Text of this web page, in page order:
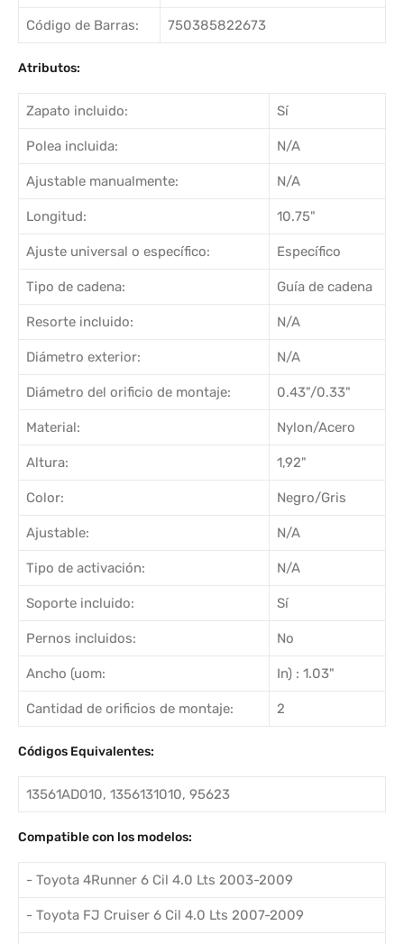
Código de Barras: 750385822673
Atributos:
Zapato incluido: Sí
Polea incluida: N/A
Ajustable manualmente: N/A
Longitud: 10.75"
Ajuste universal o específico: Específico
Tipo de cadena: Guía de cadena
Resorte incluido: N/A
Diámetro exterior: N/A
Diámetro del orificio de montaje: 0.43"/0.33"
Material: Nylon/Acero
Altura: 1,92"
Color: Negro/Gris
Ajustable: N/A
Tipo de activación: N/A
Soporte incluido: Sí
Pernos incluidos: No
Ancho (uom: In) : 1.03"
Cantidad de orificios de montaje: 2
Códigos Equivalentes:
13561AD010, 1356131010, 95623
Compatible con los modelos:
- Toyota 4Runner 6 Cil 4.0 Lts 2003-2009
- Toyota FJ Cruiser 6 Cil 4.0 Lts 2007-2009